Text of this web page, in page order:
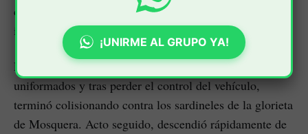
conductor y evitar que lograra ingresar a las
instalaciones policiales.
El agresor, sorprendido por la reacción de los
uniformados y tras perder el control del vehículo,
terminó colisionando contra los sardineles de la glorieta
de Mosquera. Acto seguido, descendió rápidamente de
¡UNIRME AL GRUPO YA!